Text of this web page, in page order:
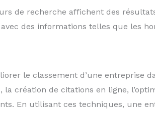
de recherche affichent des
des informations telles que les
le classement d’une entreprise
la création de citations en ligne,
En utilisant ces techniques, une